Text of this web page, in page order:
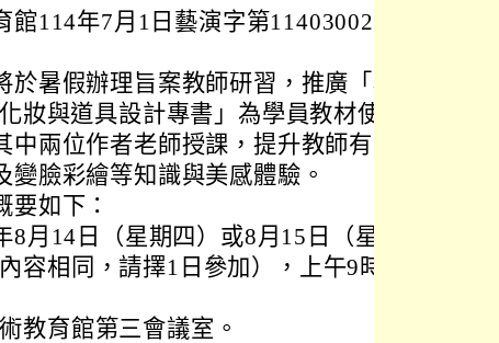
114年7月1日藝演字第1140300231
於暑假辦理旨案教師研習，推廣「相
妝與道具設計專書」為學員教材使
中兩位作者老師授課，提升教師有關
變臉彩繪等知識與美感體驗。
要如下：
8月14日（星期四）或8月15日（星
容相同，請擇1日參加），上午9時
教育館第三會議室。